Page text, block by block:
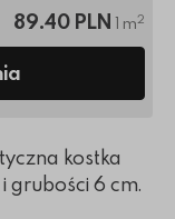
89.40 PLN 1 m2
kostka
grubości 6 cm.